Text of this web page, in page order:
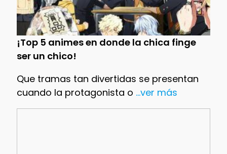
¡Top 5 animes en donde la chica finge
ser un chico!
Que tramas tan divertidas se presentan
cuando la protagonista o ...ver más